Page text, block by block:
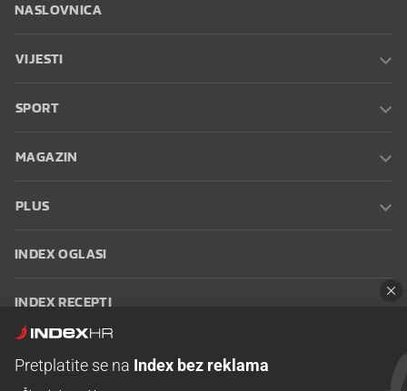
NASLOVNICA
VIJESTI
SPORT
MAGAZIN
PLUS
INDEX OGLASI
INDEX RECEPTI
Pretplatite se na Index bez reklama